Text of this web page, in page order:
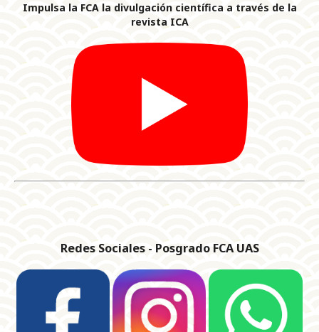
Impulsa la FCA la divulgación científica a través de la
revista ICA
Redes Sociales - Posgrado FCA UAS